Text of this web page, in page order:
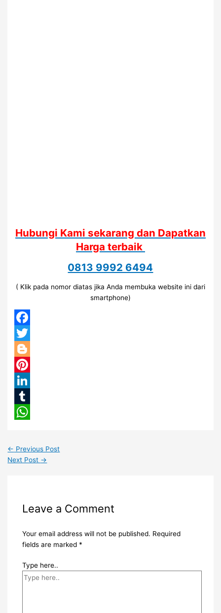
Hubungi Kami sekarang dan Dapatkan
Harga terbaik
0813 9992 6494
( Klik pada nomor diatas jika Anda membuka website ini dari
smartphone)
Facebook
Twitter
Blogger
Pinterest
LinkedIn
Tumblr
← Previous Post
Next Post →
Leave a Comment
Your email address will not be published. Required
fields are marked *
Type here..